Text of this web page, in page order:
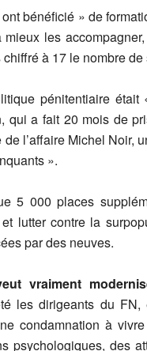
bénéficié » de
les
à 17 le nombre
pénitentiaire
qui a fait 20 mois de
l’affaire Michel Noir,
».
5 000 places
lutter contre la
par des neuves.
vraiment
les dirigeants du
condamnation à
psychologiques, des